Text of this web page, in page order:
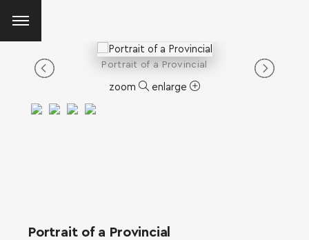
Portrait of a Provincial
zoom enlarge
Portrait of a Provincial